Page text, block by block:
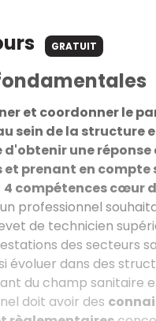
GRATUIT
et coordonner le
sein de la structure
une
et prenant en compte
4 compétences cœur
professionnel
de technicien
des secteurs
évoluer dans des
du champ sanitaire
doit avoir des